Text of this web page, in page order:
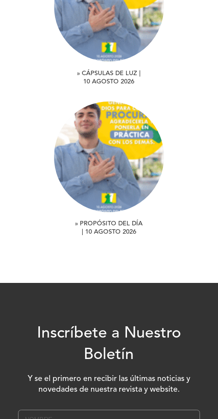
» CÁPSULAS DE LUZ |
10 AGOSTO 2026
» PROPÓSITO DEL DÍA
| 10 AGOSTO 2026
Inscríbete a Nuestro
Boletín
Y se el primero en recibir las últimas noticias y
novedades de nuestra revista y website.